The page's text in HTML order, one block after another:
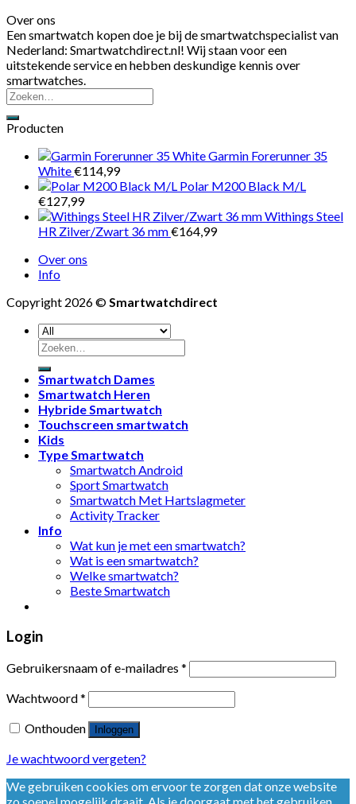
Over ons
Een smartwatch kopen doe je bij de smartwatchspecialist van
Nederland: Smartwatchdirect.nl! Wij staan voor een
uitstekende service en hebben deskundige kennis over
smartwatches.
Producten
Garmin Forerunner 35
White€114,99
Polar M200 Black M/L
€127,99
Withings Steel
HR Zilver/Zwart 36 mm€164,99
Over ons
Info
Copyright 2026 © Smartwatchdirect
Zoeken
naar:
Smartwatch Dames
Smartwatch Heren
Hybride Smartwatch
Touchscreen smartwatch
Kids
Type Smartwatch
Smartwatch Android
Sport Smartwatch
Smartwatch Met Hartslagmeter
Activity Tracker
Info
Wat kun je met een smartwatch?
Wat is een smartwatch?
Welke smartwatch?
Beste Smartwatch
Login
Gebruikersnaam of e-mailadres *
Wachtwoord*
Onthouden
Inloggen
Je wachtwoord vergeten?
We gebruiken cookies om ervoor te zorgen dat onze website